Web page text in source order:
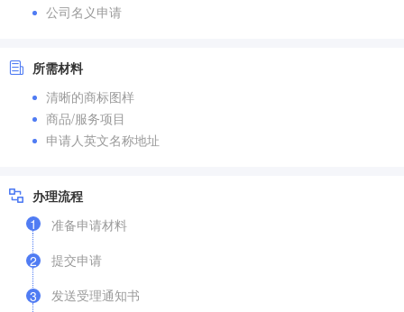
公司名义申请
所需材料
清晰的商标图样
商品/服务项目
申请人英文名称地址
办理流程
1
准备申请材料
2
提交申请
3
发送受理通知书